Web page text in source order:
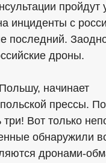
пройдут
инциденты с
последний.
дроны.
начинает
прессы. По
Вот только
обнаружили
дронами-